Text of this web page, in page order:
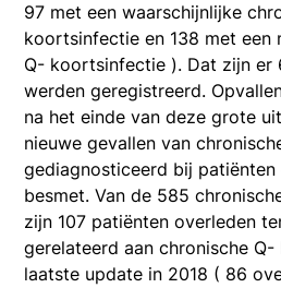
97 met een waarschijnlijke
koortsinfectie en 138 met een
Q- koortsinfectie ). Dat zijn er
werden geregistreerd.
na het einde van deze grote
nieuwe gevallen van
gediagnosticeerd bij
besmet. Van de 585
zijn 107 patiënten overleden
gerelateerd aan chronische
laatste update in 2018 ( 86